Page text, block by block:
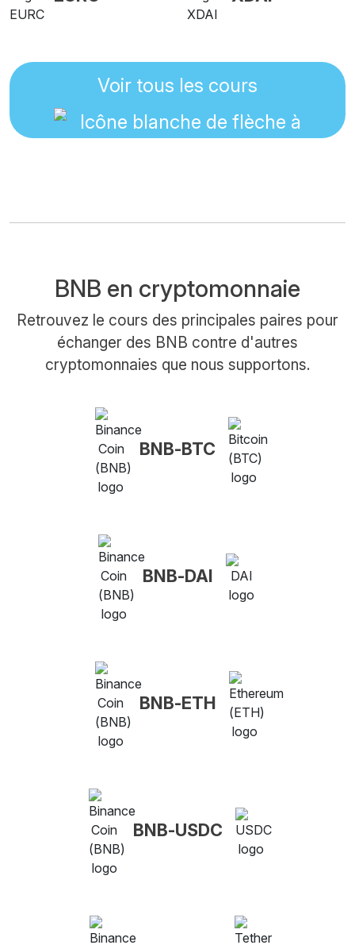
Voir tous les cours
BNB en cryptomonnaie
Retrouvez le cours des principales paires pour
échanger des BNB contre d'autres
cryptomonnaies que nous supportons.
BNB-BTC
BNB-DAI
BNB-ETH
BNB-USDC